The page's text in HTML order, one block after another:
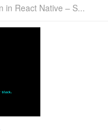
in React Native – S...